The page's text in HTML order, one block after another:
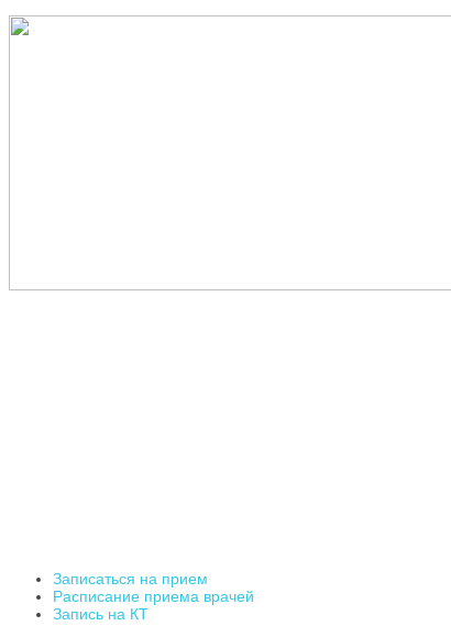
Записаться на прием
Расписание приема врачей
Запись на КТ